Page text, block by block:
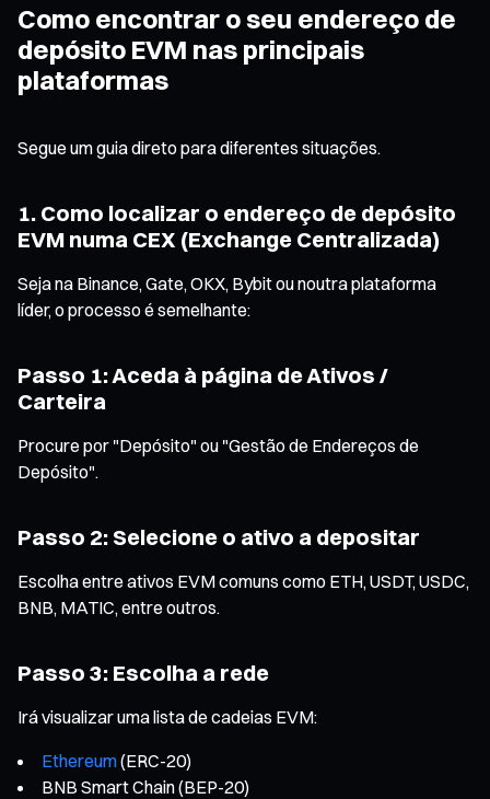
Como encontrar o seu endereço de
depósito EVM nas principais
plataformas
Segue um guia direto para diferentes situações.
1. Como localizar o endereço de depósito
EVM numa CEX (Exchange Centralizada)
Seja na Binance, Gate, OKX, Bybit ou noutra plataforma
líder, o processo é semelhante:
Passo 1: Aceda à página de Ativos /
Carteira
Procure por "Depósito" ou "Gestão de Endereços de
Depósito".
Passo 2: Selecione o ativo a depositar
Escolha entre ativos EVM comuns como ETH, USDT, USDC,
BNB, MATIC, entre outros.
Passo 3: Escolha a rede
Irá visualizar uma lista de cadeias EVM:
Ethereum(ERC-20)
BNB Smart Chain (BEP-20)